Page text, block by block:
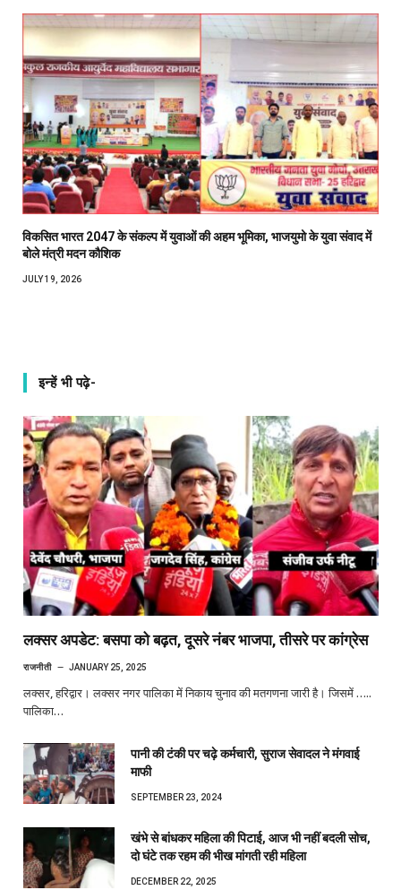
विकसित भारत 2047 के संकल्प में युवाओं की अहम भूमिका, भाजयुमो के युवा संवाद में
बोले मंत्री मदन कौशिक
JULY 19, 2026
इन्हें भी पढ़े-
लक्सर अपडेट: बसपा को बढ़त, दूसरे नंबर भाजपा, तीसरे पर कांग्रेस
राजनीती JANUARY 25, 2025
लक्सर, हरिद्वार। लक्सर नगर पालिका में निकाय चुनाव की मतगणना जारी है। जिसमें …..
पालिका…
पानी की टंकी पर चढ़े कर्मचारी, सुराज सेवादल ने मंगवाई
माफी
SEPTEMBER 23, 2024
खंभे से बांधकर महिला की पिटाई, आज भी नहीं बदली सोच,
दो घंटे तक रहम की भीख मांगती रही महिला
DECEMBER 22, 2025